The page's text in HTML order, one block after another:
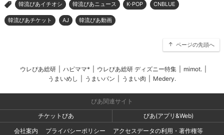
> 韓流ぴあイチオシ 韓流ぴあニュース K-POP CNBLUE
韓流ぴあチケット AJ 韓流ぴあ動画
ページの先頭へ
ウレぴあ総研 ハピママ* ウレぴあ総研 ディズニー特集 mimot.
うまいめし
うまいパン うまい肉 Medery.
ぴあ関連サイト
チケットぴあ
ぴあ(アプリ&Web)
会社案内
プライバシーポリシー アクセスデータの利用・著作権等